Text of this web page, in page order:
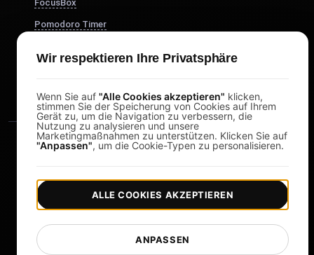
FocusBox
Pomodoro Timer
DesignerBox
Copyright © 2026 LoadFocus | Geschäftsbedingungen |
Datenschutzrichtlinie | Datenschutz |
Cookie-Einstellungen
Wir respektieren Ihre Privatsphäre
Wenn Sie auf "Alle Cookies akzeptieren" klicken,
stimmen Sie der Speicherung von Cookies auf Ihrem
Gerät zu, um die Navigation zu verbessern, die
Nutzung zu analysieren und unsere
Marketingmaßnahmen zu unterstützen. Klicken Sie auf
"Anpassen", um die Cookie-Typen zu personalisieren.
ANPASSEN
ALLE COOKIES AKZEPTIEREN